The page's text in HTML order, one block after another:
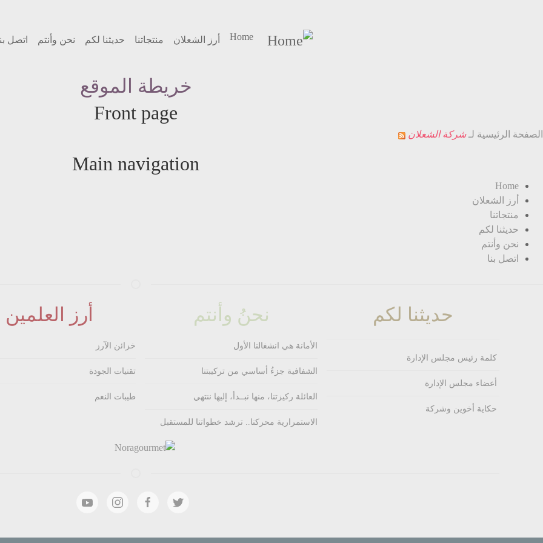
القائمة
Home أرز الشعلان منتجاتنا حديثنا لكم نحن وأنتم اتصل
خريطة الموقع
Front page
الصفحة الرئيسية لـشركة الشعلان
Main navigation
Home
أرز الشعلان
منتجاتنا
حديثنا لكم
نحن وأنتم
اتصل بنا
حديثنا لكم
كلمة رئيس مجلس الإدارة
أعضاء مجلس الإدارة
حكاية أخوين وشركة
نحنُ وأنتم
الأمانة هي انشغالنا الأول
الشفافية جزءُ أساسي من تركيبتنا
العائلة ركيزتنا، منها نبــدأ، إليها ننتهي
الاستمرارية محركنا.. ترشد خطواتنا للمستقبل
أرز العلمين
خزائن الآرز
تقنيات الجودة
طيبات النعم